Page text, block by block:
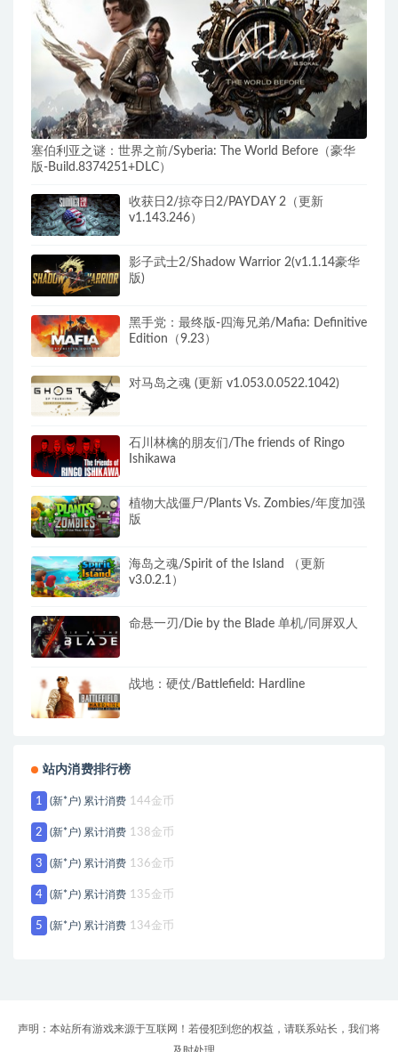
塞伯利亚之谜：世界之前/Syberia: The World Before（豪华
版-Build.8374251+DLC）
收获日2/掠夺日2/PAYDAY 2（更新
v1.143.246）
影子武士2/Shadow Warrior 2(v1.1.14豪华
版)
黑手党：最终版-四海兄弟/Mafia: Definitive
Edition（9.23）
对马岛之魂 (更新 v1.053.0.0522.1042)
石川林檎的朋友们/The friends of Ringo
Ishikawa
植物大战僵尸/Plants Vs. Zombies/年度加强
版
海岛之魂/Spirit of the Island （更新
v3.0.2.1）
命悬一刃/Die by the Blade 单机/同屏双人
战地：硬仗/Battlefield: Hardline
站内消费排行榜
1 (新*户) 累计消费 144金币
2 (新*户) 累计消费 138金币
3 (新*户) 累计消费 136金币
4 (新*户) 累计消费 135金币
5 (新*户) 累计消费 134金币
声明：本站所有游戏来源于互联网！若侵犯到您的权益，请联系站长，我们将